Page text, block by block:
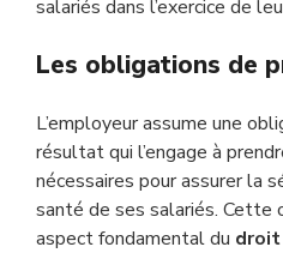
salariés dans l’exercice de
Les obligations de
L’employeur assume une
résultat qui l’engage à
nécessaires pour assurer la
santé de ses salariés. Cette
aspect fondamental du